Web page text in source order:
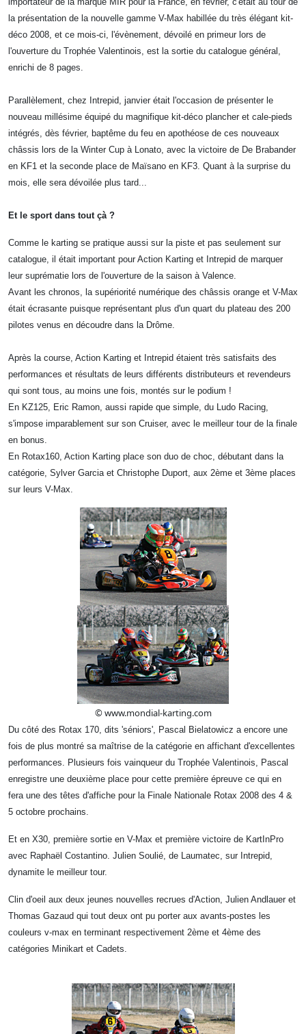
la présentation de la nouvelle gamme V-Max habillée du très élégant kit-
déco 2008, et ce mois-ci, l'évènement, dévoilé en primeur lors de
l'ouverture du Trophée Valentinois, est la sortie du catalogue général,
enrichi de 8 pages.
Parallèlement, chez Intrepid, janvier était l'occasion de présenter le
nouveau millésime équipé du magnifique kit-déco plancher et cale-pieds
intégrés, dès février, baptême du feu en apothéose de ces nouveaux
châssis lors de la Winter Cup à Lonato, avec la victoire de De Brabander
en KF1 et la seconde place de Maïsano en KF3. Quant à la surprise du
mois, elle sera dévoilée plus tard...
Et le sport dans tout çà ?
Comme le karting se pratique aussi sur la piste et pas seulement sur
catalogue, il était important pour Action Karting et Intrepid de marquer
leur suprématie lors de l'ouverture de la saison à Valence.
Avant les chronos, la supériorité numérique des châssis orange et V-Max
était écrasante puisque représentant plus d'un quart du plateau des 200
pilotes venus en découdre dans la Drôme.
Après la course, Action Karting et Intrepid étaient très satisfaits des
performances et résultats de leurs différents distributeurs et revendeurs
qui sont tous, au moins une fois, montés sur le podium !
En KZ125, Eric Ramon, aussi rapide que simple, du Ludo Racing,
s'impose imparablement sur son Cruiser, avec le meilleur tour de la finale
en bonus.
En Rotax160, Action Karting place son duo de choc, débutant dans la
catégorie, Sylver Garcia et Christophe Duport, aux 2ème et 3ème places
sur leurs V-Max.
© www.mondial-karting.com
Du côté des Rotax 170, dits 'séniors', Pascal Bielatowicz a encore une
fois de plus montré sa maîtrise de la catégorie en affichant d'excellentes
performances. Plusieurs fois vainqueur du Trophée Valentinois, Pascal
enregistre une deuxième place pour cette première épreuve ce qui en
fera une des têtes d'affiche pour la Finale Nationale Rotax 2008 des 4 &
5 octobre prochains.
Et en X30, première sortie en V-Max et première victoire de KartInPro
avec Raphaël Costantino. Julien Soulié, de Laumatec, sur Intrepid,
dynamite le meilleur tour.
Clin d'oeil aux deux jeunes nouvelles recrues d'Action, Julien Andlauer et
Thomas Gazaud qui tout deux ont pu porter aux avants-postes les
couleurs v-max en terminant respectivement 2ème et 4ème des
catégories Minikart et Cadets.